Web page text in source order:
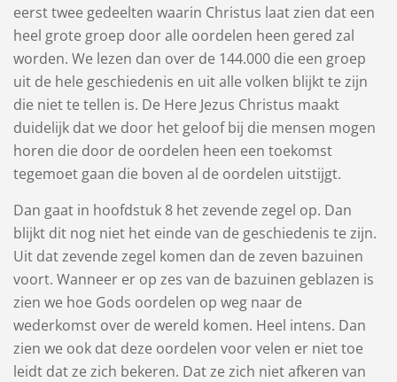
eerst twee gedeelten waarin Christus laat zien dat een
heel grote groep door alle oordelen heen gered zal
worden. We lezen dan over de 144.000 die een groep
uit de hele geschiedenis en uit alle volken blijkt te zijn
die niet te tellen is. De Here Jezus Christus maakt
duidelijk dat we door het geloof bij die mensen mogen
horen die door de oordelen heen een toekomst
tegemoet gaan die boven al de oordelen uitstijgt.
Dan gaat in hoofdstuk 8 het zevende zegel op. Dan
blijkt dit nog niet het einde van de geschiedenis te zijn.
Uit dat zevende zegel komen dan de zeven bazuinen
voort. Wanneer er op zes van de bazuinen geblazen is
zien we hoe Gods oordelen op weg naar de
wederkomst over de wereld komen. Heel intens. Dan
zien we ook dat deze oordelen voor velen er niet toe
leidt dat ze zich bekeren. Dat ze zich niet afkeren van